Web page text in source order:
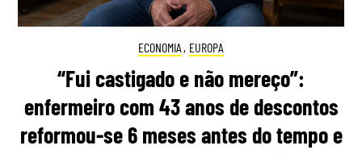
ECONOMIA , EUROPA
“Fui castigado e não mereço”:
enfermeiro com 43 anos de descontos
reformou-se 6 meses antes do tempo e